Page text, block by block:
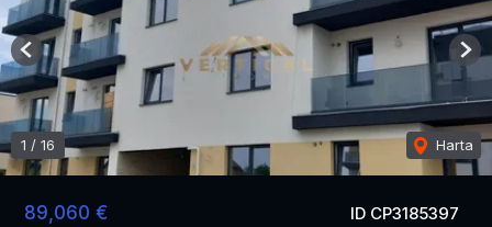
ID CP3185397
89,060 €
1 / 16 Harta
Previous